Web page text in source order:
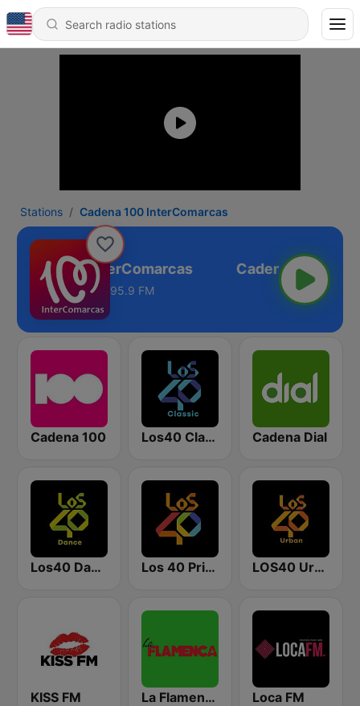
Stations Cadena 100 InterComarcas
100 InterComarcas
95.9 FM
Cadena 100 Los40 Classic Cadena Dial
Los40 Dance Los 40 Principales LOS40 Urban
KISS FM La Flamenca Loca FM